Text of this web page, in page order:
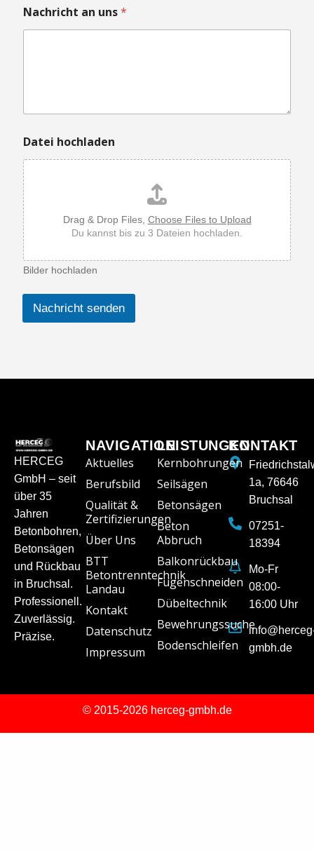
Nachricht an uns*
a
c
h
r
i
c
h
t
*
T
e
l
f
Datei hochladen
Drag & Drop Files, Choose Files to Upload
Du kannst bis zu 3 Dateien hochladen.
Bilder hochladen
Nachricht senden
HERCEG
GmbH – seit
über 35
Jahren
Betonbohren,
Betonsägen
und Rückbau
in Bruchsal.
Professionell.
Zuverlässig.
Präzise.
NAVIGATION
Aktuelles
Berufsbild
Qualität &
Zertifizierungen
Über Uns
BTT
Betontrenntechnik
Landau
Kontakt
Datenschutz
Impressum
LEISTUNGEN
Kernbohrungen
Seilsägen
Betonsägen
Beton
Abbruch
Balkonrückbau
Fugenschneiden
Dübeltechnik
Bewehrungssuche
Bodenschleifen
KONTAKT
1a, 76646
Bruchsal
07251-
18394
Mo-Fr
08:00-
16:00 Uhr
gmbh.de
© 2015-2026 herceg-gmbh.de